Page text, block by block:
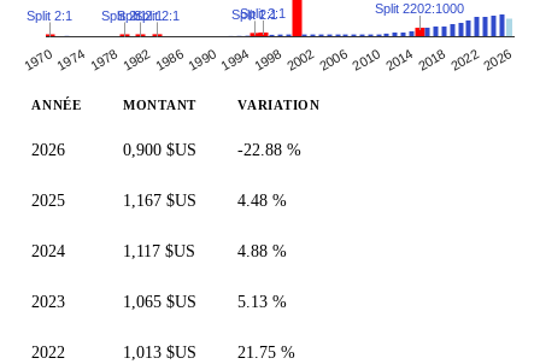
1970 1974 1978 1982 1986 1990 1994 1998200220062010 2014 201820222026
Split 2:1 Split 2:1
Split 2:1
Split 2:1 Split 2:1
Split 2:1 Split 2202:1000
ANNÉE MONTANT VARIATION
2026 0,900 $US -22.88 %
2025 1,167 $US 4.48 %
2024 1,117 $US 4.88 %
2023 1,065 $US 5.13 %
2022 1,013 $US 21.75 %